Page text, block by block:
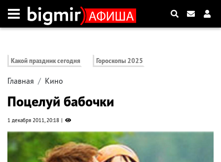
Какой праздник сегодня Гороскопы 2025
Главная Кино
Поцелуй бабочки
1 декабря 2011, 20:18